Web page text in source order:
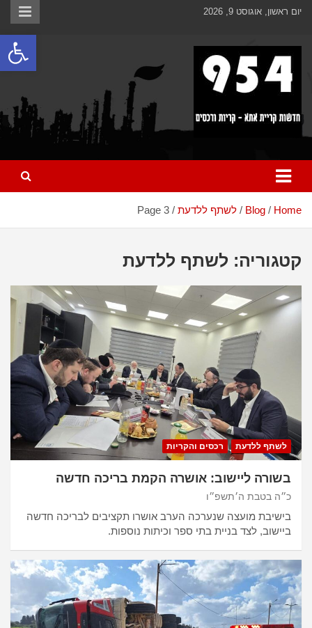
לתוכן
Skipיום ראשון, אוגוסט 9, 2026
Home
Blog לשתף ללדעת Page 3
קטגוריה: לשתף ללדעת
לשתף ללדעת רכסים והקריות
בשורה ליישוב: אושרה הקמת בריכה חדשה
כ״ה בטבת ה׳תשפ״ו
בישיבת מועצה שנערכה הערב אושרו תקציבים לבריכה חדשה
ביישוב, לצד בניית בתי ספר וכיתות נוספות.